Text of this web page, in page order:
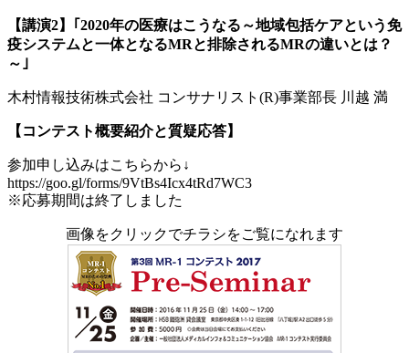
【講演2】｢2020年の医療はこうなる～地域包括ケアという免
疫システムと一体となるMRと排除されるMRの違いとは？
～｣
木村情報技術株式会社 コンサナリスト(R)事業部長 川越 満
【コンテスト概要紹介と質疑応答】
参加申し込みはこちらから↓
https://goo.gl/forms/9VtBs4Icx4tRd7WC3
※応募期間は終了しました
画像をクリックでチラシをご覧になれます